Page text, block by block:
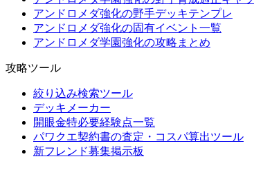
アンドロメダ強化の野手デッキテンプレ
アンドロメダ強化の固有イベント一覧
アンドロメダ学園強化の攻略まとめ
攻略ツール
絞り込み検索ツール
デッキメーカー
開眼金特必要経験点一覧
パワクエ契約書の査定・コスパ算出ツール
新フレンド募集掲示板